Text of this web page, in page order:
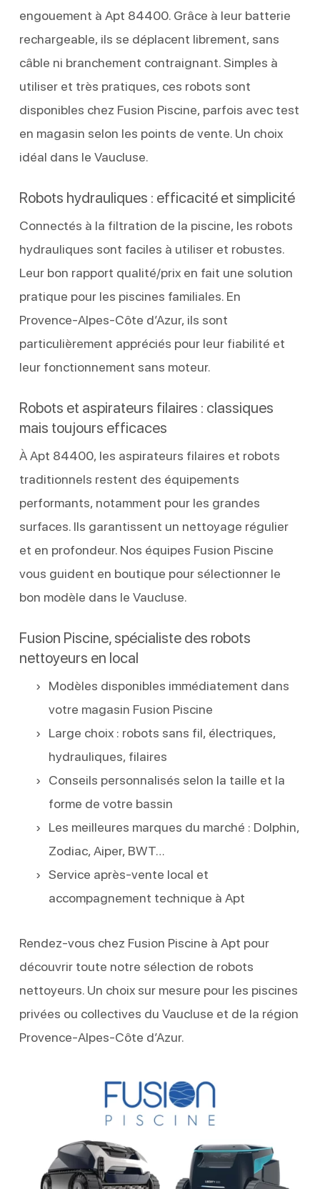
engouement à Apt 84400. Grâce à leur batterie
rechargeable, ils se déplacent librement, sans
câble ni branchement contraignant. Simples à
utiliser et très pratiques, ces robots sont
disponibles chez Fusion Piscine, parfois avec test
en magasin selon les points de vente. Un choix
idéal dans le Vaucluse.
Robots hydrauliques : efficacité et simplicité
Connectés à la filtration de la piscine, les robots
hydrauliques sont faciles à utiliser et robustes.
Leur bon rapport qualité/prix en fait une solution
pratique pour les piscines familiales. En
Provence-Alpes-Côte d’Azur, ils sont
particulièrement appréciés pour leur fiabilité et
leur fonctionnement sans moteur.
Robots et aspirateurs filaires : classiques
mais toujours efficaces
À Apt 84400, les aspirateurs filaires et robots
traditionnels restent des équipements
performants, notamment pour les grandes
surfaces. Ils garantissent un nettoyage régulier
et en profondeur. Nos équipes Fusion Piscine
vous guident en boutique pour sélectionner le
bon modèle dans le Vaucluse.
Fusion Piscine, spécialiste des robots
nettoyeurs en local
Modèles disponibles immédiatement dans
votre magasin Fusion Piscine
Large choix : robots sans fil, électriques,
hydrauliques, filaires
Conseils personnalisés selon la taille et la
forme de votre bassin
Les meilleures marques du marché : Dolphin,
Zodiac, Aiper, BWT…
Service après-vente local et
accompagnement technique à Apt
Rendez-vous chez Fusion Piscine à Apt pour
découvrir toute notre sélection de robots
nettoyeurs. Un choix sur mesure pour les piscines
privées ou collectives du Vaucluse et de la région
Provence-Alpes-Côte d’Azur.